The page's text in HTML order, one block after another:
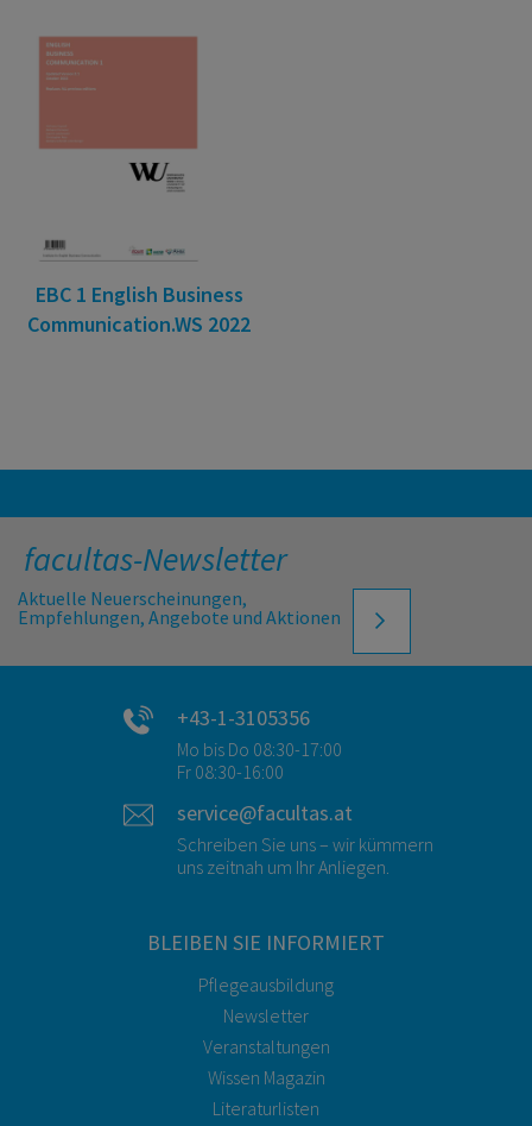
EBC 1 English Business
Communication.WS 2022
facultas-Newsletter
Aktuelle Neuerscheinungen,
Empfehlungen, Angebote und Aktionen
+43-1-3105356
Mo bis Do 08:30-17:00
Fr 08:30-16:00
service@facultas.at
Schreiben Sie uns – wir kümmern
uns zeitnah um Ihr Anliegen.
BLEIBEN SIE INFORMIERT
Pflegeausbildung
Newsletter
Veranstaltungen
Wissen Magazin
Literaturlisten